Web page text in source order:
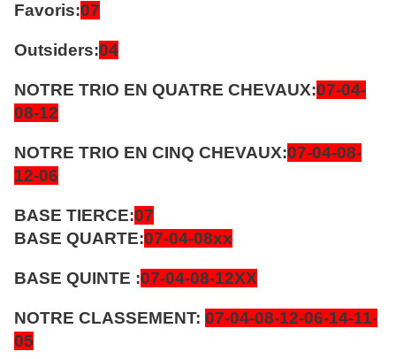
Favoris:07
Outsiders:04
NOTRE TRIO EN QUATRE CHEVAUX:07-04-
08-12
NOTRE TRIO EN CINQ CHEVAUX:07-04-08-
12-06
BASE TIERCE:07
BASE QUARTE:07-04-08xx
BASE QUINTE :07-04-08-12XX
NOTRE CLASSEMENT: 07-04-08-12-06-14-11-
05